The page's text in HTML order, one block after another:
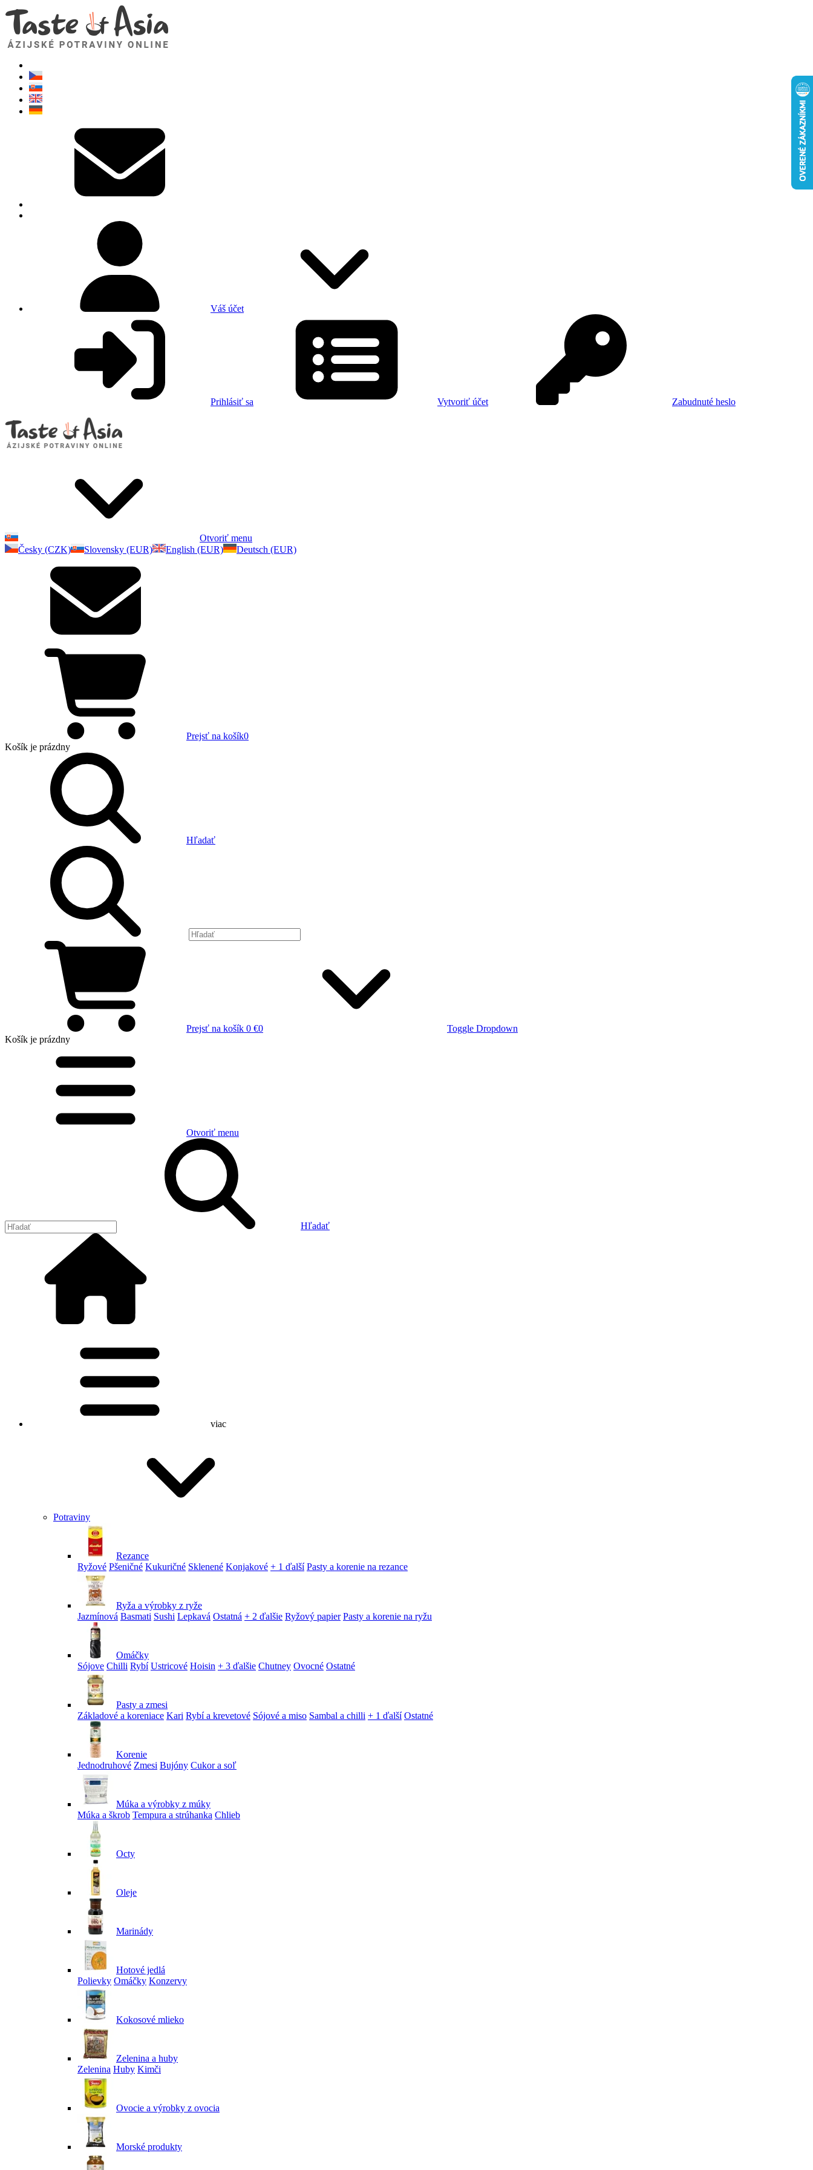
Váš účet
Prihlásiť sa Vytvoriť účet Zabudnuté heslo
Otvoriť menu
Česky (CZK)
Slovensky (EUR) English (EUR) Deutsch (EUR)
Prejsť na košík0
Košík je prázdny
Hľadať
Prejsť na košík 0 €0
Toggle Dropdown
Košík je prázdny
Otvoriť menu
Hľadať
viac
Potraviny
Rezance
Ryžové Pšeničné Kukuričné Sklenené Konjakové + 1 ďalší Pasty a korenie na rezance
Ryža a výrobky z ryže
Jazmínová Basmati Sushi Lepkavá Ostatná + 2 ďalšie Ryžový papier Pasty a korenie na ryžu
Omáčky
Sójove Chilli Rybí Ustricové Hoisin + 3 ďalšie Chutney Ovocné Ostatné
Pasty a zmesi
Základové a koreniace Kari Rybí a krevetové Sójové a miso Sambal a chilli + 1 ďalší Ostatné
Korenie
Jednodruhové Zmesi Bujóny Cukor a soľ
Múka a výrobky z múky
Múka a škrob Tempura a strúhanka Chlieb
Octy
Oleje
Marinády
Hotové jedlá
Polievky Omáčky Konzervy
Kokosové mlieko
Zelenina a huby
Zelenina Huby Kimči
Ovocie a výrobky z ovocia
Morské produkty